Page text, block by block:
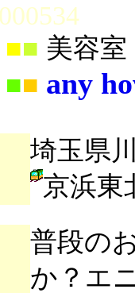
■ 美容室
■■ any
埼玉県
京浜東
普段の
か？エ